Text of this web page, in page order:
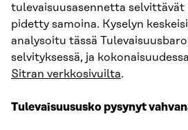
tulevaisuusasennetta selvittävät
pidetty samoina. Kyselyn
analysoitu tässä
selvityksessä, ja
Sitran verkkosivuilta.
Tulevaisuususko pysynyt